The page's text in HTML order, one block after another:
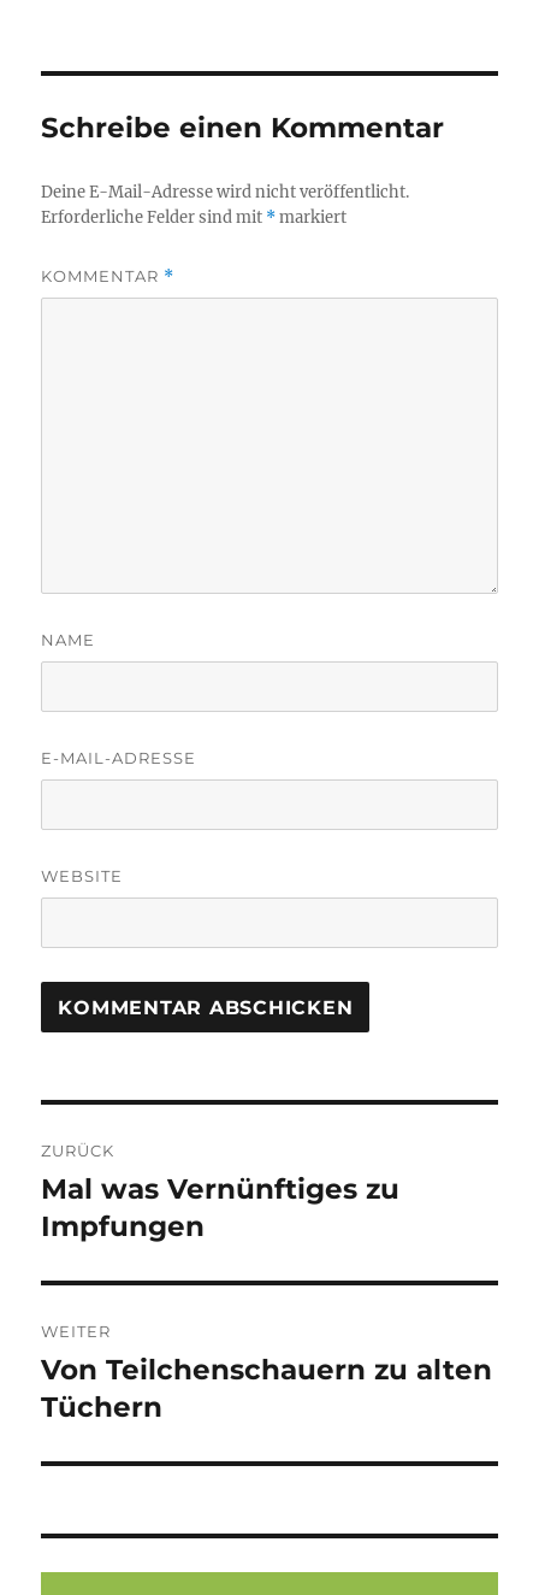
Schreibe einen Kommentar
Deine E-Mail-Adresse wird nicht veröffentlicht.
Erforderliche Felder sind mit *markiert
KOMMENTAR *
NAME
E-MAIL-ADRESSE
WEBSITE
ZURÜCK
Vorheriger
Beitrag:
Mal was Vernünftiges zu
Impfungen
WEITER
Nächster
Beitrag:
Von Teilchenschauern zu alten
Tüchern